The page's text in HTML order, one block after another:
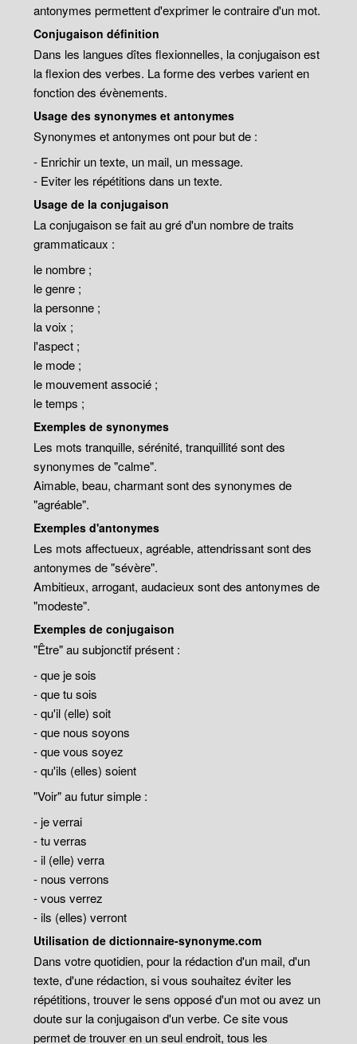
antonymes permettent d'exprimer le contraire d'un mot.
Conjugaison définition
Dans les langues dîtes flexionnelles, la conjugaison est
la flexion des verbes. La forme des verbes varient en
fonction des évènements.
Usage des synonymes et antonymes
Synonymes et antonymes ont pour but de :
- Enrichir un texte, un mail, un message.
- Eviter les répétitions dans un texte.
Usage de la conjugaison
La conjugaison se fait au gré d'un nombre de traits
grammaticaux :
le nombre ;
le genre ;
la personne ;
la voix ;
l'aspect ;
le mode ;
le mouvement associé ;
le temps ;
Exemples de synonymes
Les mots tranquille, sérénité, tranquillité sont des
synonymes de "calme".
Aimable, beau, charmant sont des synonymes de
"agréable".
Exemples d'antonymes
Les mots affectueux, agréable, attendrissant sont des
antonymes de "sévère".
Ambitieux, arrogant, audacieux sont des antonymes de
"modeste".
Exemples de conjugaison
"Être" au subjonctif présent :
- que je sois
- que tu sois
- qu'il (elle) soit
- que nous soyons
- que vous soyez
- qu'ils (elles) soient
"Voir" au futur simple :
- je verrai
- tu verras
- il (elle) verra
- nous verrons
- vous verrez
- ils (elles) verront
Utilisation de dictionnaire-synonyme.com
Dans votre quotidien, pour la rédaction d'un mail, d'un
texte, d'une rédaction, si vous souhaitez éviter les
répétitions, trouver le sens opposé d'un mot ou avez un
doute sur la conjugaison d'un verbe. Ce site vous
permet de trouver en un seul endroit, tous les